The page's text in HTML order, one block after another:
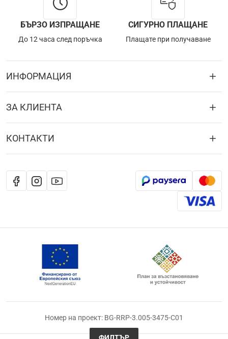
БЪРЗО ИЗПРАЩАНЕ
До 12 часа след поръчка
СИГУРНО ПЛАЩАНЕ
Плащате при получаване
ИНФОРМАЦИЯ
ЗА КЛИЕНТА
КОНТАКТИ
Номер на проект: BG-RRP-3.005-3475-C01